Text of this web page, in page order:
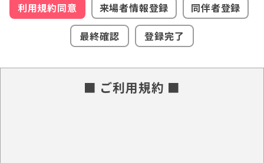
利用規約同意 来場者情報登録
同伴者登録
最終確認
登録完了
■ ご利用規約 ■